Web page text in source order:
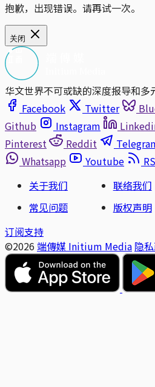
抱歉，出现错误。请再试一次。
关闭
华文世界不可或缺的深度报导和多
Facebook
Twitter
Github
Instagram
Pinterest
Reddit
Whatsapp
Youtube
关于我们
联络我们
常见问题
版权声明
订阅支持
©2026 端傳媒 Initium Media 隐